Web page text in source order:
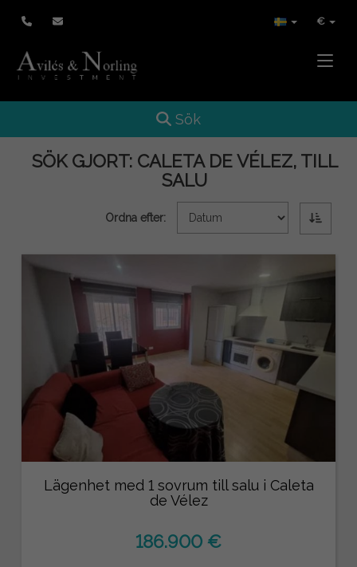
€
Toggle navigation
Sök
SÖK GJORT:CALETA DE VÉLEZ, TILL
SALU
Ordna efter:
Lägenhet med 1 sovrum till salu i Caleta
de Vélez
186.900 €